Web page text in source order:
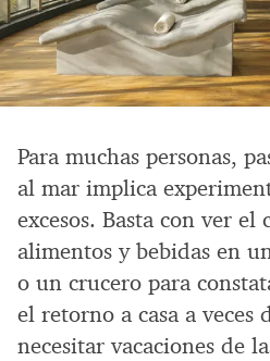
Para muchas personas,
al mar implica
excesos. Basta con ver
alimentos y bebidas en
o un crucero para
el retorno a casa a veces
necesitar vacaciones de